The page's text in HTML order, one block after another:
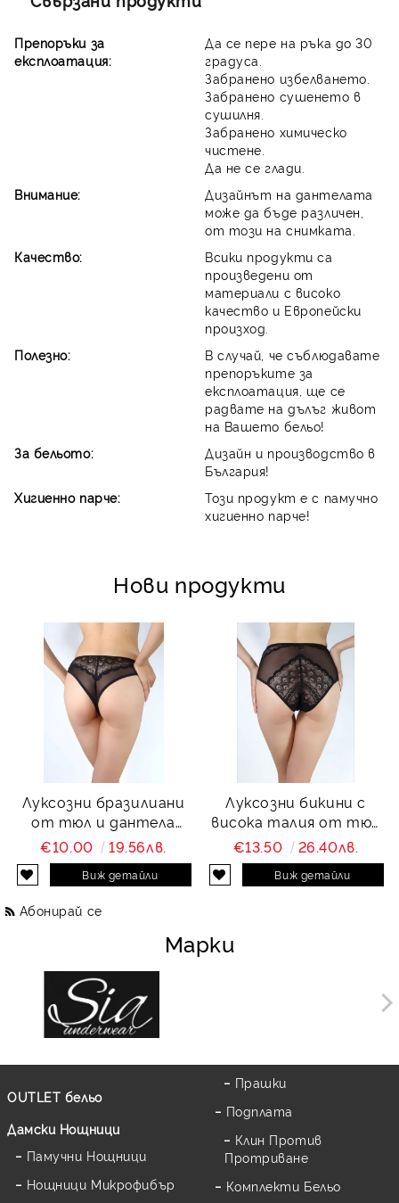
Препоръки за
експлоатация:
Да се пере на ръка до 30
градуса.
Забранено избелването.
Забранено сушенето в
сушилня.
Забранено химическо
чистене.
Да не се глади.
Внимание:
Дизайнът на дантелата
може да бъде различен,
от този на снимката.
Качество:
Всики продукти са
произведени от
материали с високо
качество и Европейски
произход.
Полезно:
В случай, че съблюдавате
препоръките за
експлоатация, ще се
радвате на дълъг живот
на Вашето бельо!
За бельото:
Дизайн и производство в
България!
Хигиенно парче:
Този продукт е с памучно
хигиенно парче!
Нови продукти
Луксозни бразилиани
от тюл и дантела
Charity
€10.00 19.56лв.
Виж детайли
Луксозни бикини с
висока талия от тюл
и дантела Charity
€13.50 26.40лв.
Виж детайли
Абонирай се
Марки
OUTLET бельо
Дамски Нощници
Памучни Нощници
Нощници Микрофибър
Прашки
Подплата
Клин Против
Протриване
Комплекти Бельо